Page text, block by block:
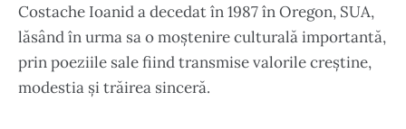
Costache Ioanid adecedat în 1987 în Oregon, SUA,
lăsândîn urma sa o moștenire culturală importantă,
prin poeziile sale fiind transmise valorile creștine,
modestia și trăirea sinceră.